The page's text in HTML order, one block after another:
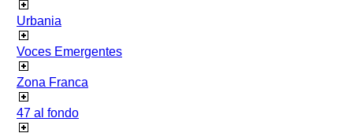
Urbania
Voces Emergentes
Zona Franca
47 al fondo